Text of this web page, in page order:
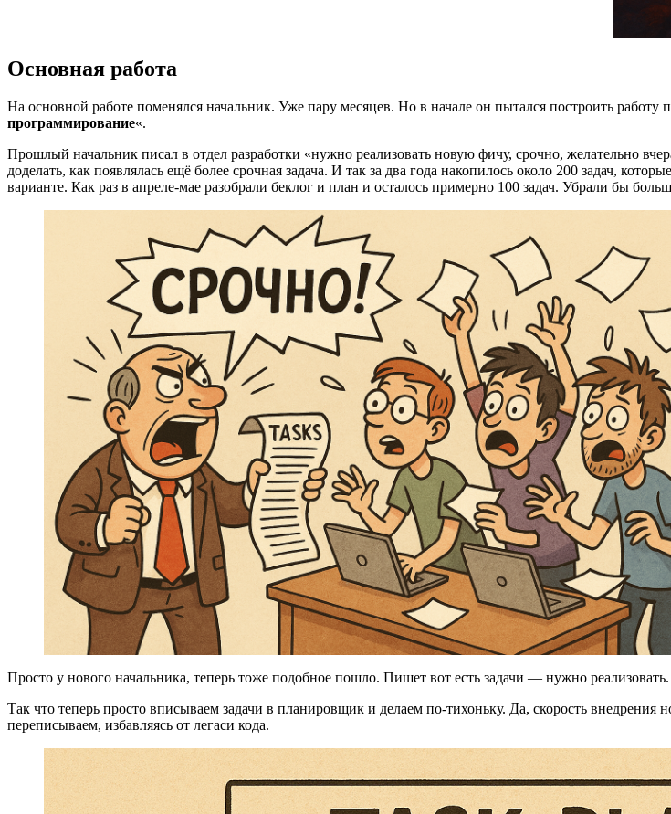
Основная работа
На основной работе поменялся начальник. Уже пару месяцев. Но в начале он пытался построить
программирование«.
Прошлый начальник писал в отдел разработки «нужно реализовать новую фичу, срочно, желательно
доделать, как появлялась ещё более срочная задача. И так за два года накопилось около 200 задач,
варианте. Как раз в апреле-мае разобрали беклог и план и осталось примерно 100 задач. Убрали бы
Просто у нового начальника, теперь тоже подобное пошло. Пишет вот есть задачи — нужно
Так что теперь просто вписываем задачи в планировщик и делаем по-тихоньку. Да, скорость
переписываем, избавляясь от легаси кода.